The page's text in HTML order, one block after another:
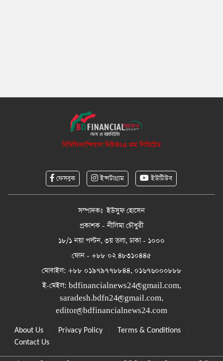
বিডিফিন্যান্সিয়াল নিউজ২৪.কম লিমিটেড
ফেসবুক ইন্সটাগ্রাম ইউটিউব
সম্পাদকঃ ইউসুফ হোসেন
প্রকাশক - নীলিমা চৌধুরী
১৮/১ নয়া পল্টন, ৩য় তলা, ঢাকা - ১০০০
ফোন - +৮৮ ০২ ৪৮৩১০৪৪৫
মোবাইল: +৮৮ ০১৯৭৯৭৭৮৮৪৪, ০১৬৭৬০০০৮৮৮
ই-মেইল: bdfinancialnews24@gmail.com,
saradesh.bdfn24@gmail.com,
editor@bdfinancialnews24.com
About Us Privacy Policy Terms & Conditions
Contact Us